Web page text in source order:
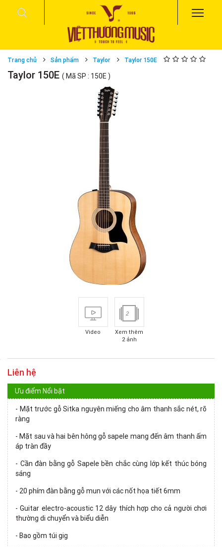
Trang chủ Sản phẩm Taylor Taylor 150E
Taylor 150E ( Mã SP : 150E )
Video
2
Xem thêm
2 ảnh
Liên hệ
Ưu điểm Nổi bật
- Mặt trước gỗ Sitka nguyên miếng cho âm thanh sắc nét, rõ
ràng
- Mặt sau và hai bên hông gỗ sapele mang đến âm thanh ấm
áp tràn đầy
- Cần đàn bằng gỗ Sapele bền chắc cùng lớp kết thúc bóng
sáng
- 20 phím đàn bằng gỗ mun với các nốt họa tiết 6mm
- Guitar electro-acoustic 12 dây thích hợp cho cả người chơi
thường di chuyển và biểu diễn
- Bao gồm túi gig